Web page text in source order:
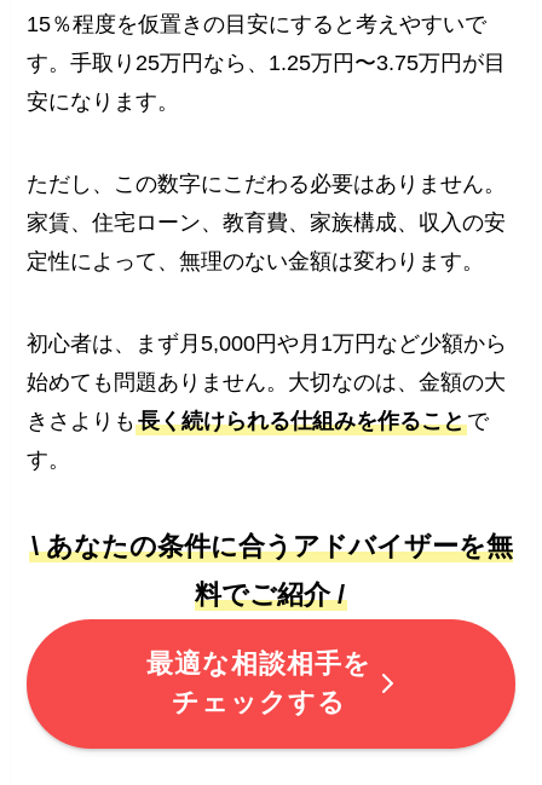
15％程度を仮置きの目安にすると考えやすいで
す。手取り25万円なら、1.25万円〜3.75万円が目
安になります。
ただし、この数字にこだわる必要はありません。
家賃、住宅ローン、教育費、家族構成、収入の安
定性によって、無理のない金額は変わります。
初心者は、まず月5,000円や月1万円など少額から
始めても問題ありません。大切なのは、金額の大
きさよりも長く続けられる仕組みを作ることで
す。
\ あなたの条件に合うアドバイザーを無
料でご紹介 /
最適な相談相手を
チェックする